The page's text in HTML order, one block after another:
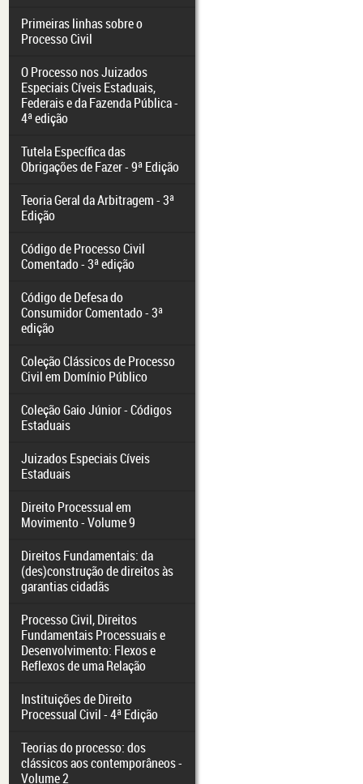
Primeiras linhas sobre o
Processo Civil
O Processo nos Juizados
Especiais Cíveis Estaduais,
Federais e da Fazenda Pública -
4ª edição
Tutela Específica das
Obrigações de Fazer - 9ª Edição
Teoria Geral da Arbitragem - 3ª
Edição
Código de Processo Civil
Comentado - 3ª edição
Código de Defesa do
Consumidor Comentado - 3ª
edição
Coleção Clássicos de Processo
Civil em Domínio Público
Coleção Gaio Júnior - Códigos
Estaduais
Juizados Especiais Cíveis
Estaduais
Direito Processual em
Movimento - Volume 9
Direitos Fundamentais: da
(des)construção de direitos às
garantias cidadãs
Processo Civil, Direitos
Fundamentais Processuais e
Desenvolvimento: Flexos e
Reflexos de uma Relação
Instituições de Direito
Processual Civil - 4ª Edição
Teorias do processo: dos
clássicos aos contemporâneos -
Volume 2